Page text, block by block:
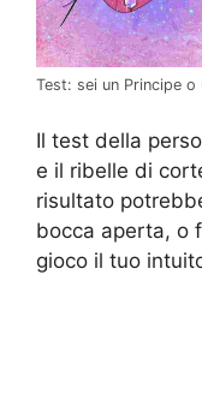
Test: sei un Principe o
Il test della
e il ribelle di
risultato
bocca aperta, o
gioco il tuo